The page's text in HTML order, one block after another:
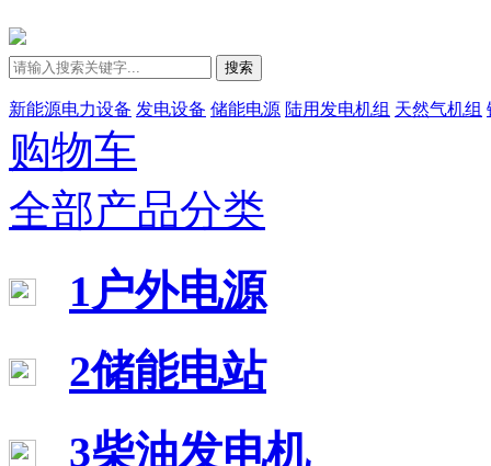
搜索
新能源电力设备 发电设备 储能电源 陆用发电机组 天然气机组
购物车
全部产品分类
1户外电源
2储能电站
3柴油发电机